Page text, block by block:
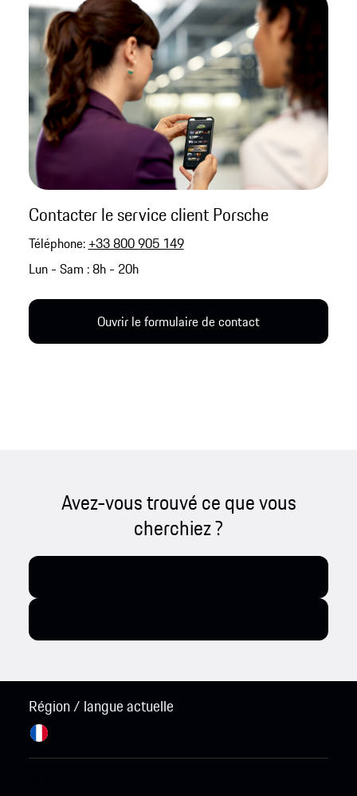
Contacter le service client Porsche
Téléphone: +33 800 905 149
Lun - Sam : 8h - 20h
Ouvrir le formulaire de contact
Avez-vous trouvé ce que vous
cherchiez ?
Région / langue actuelle